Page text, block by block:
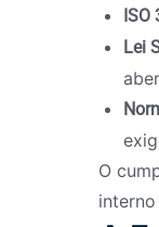
ISO
Lei
O